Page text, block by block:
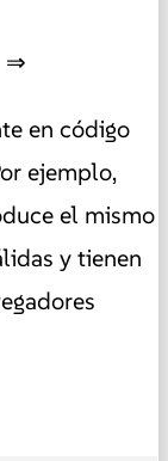
⇒
en código
ejemplo,
el mismo
y tienen